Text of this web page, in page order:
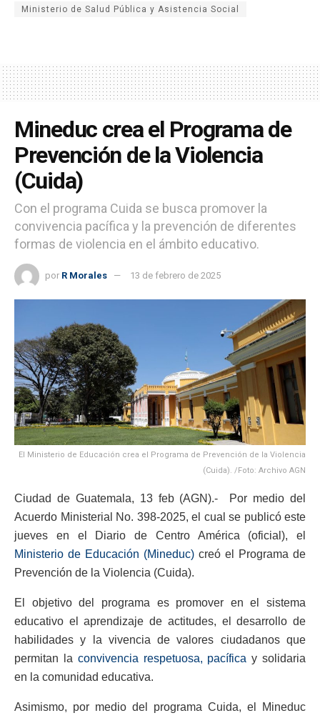
Ministerio de Salud Pública y Asistencia Social
Mineduc crea el Programa de
Prevención de la Violencia
(Cuida)
Con el programa Cuida se busca promover la
convivencia pacífica y la prevención de diferentes
formas de violencia en el ámbito educativo.
por R Morales 13 de febrero de 2025
El Ministerio de Educación crea el Programa de Prevención de la Violencia
(Cuida). /Foto: Archivo AGN
Ciudad de Guatemala, 13 feb (AGN).- Por medio del
Acuerdo Ministerial No. 398-2025, el cual se publicó este
jueves en el Diario de Centro América (oficial), el
Ministerio de Educación (Mineduc) creó el Programa de
Prevención de la Violencia (Cuida).
El objetivo del programa es promover en el sistema
educativo el aprendizaje de actitudes, el desarrollo de
habilidades y la vivencia de valores ciudadanos que
permitan la convivencia respetuosa, pacífica y solidaria
en la comunidad educativa.
Asimismo, por medio del programa Cuida, el Mineduc